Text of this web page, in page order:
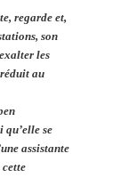
regarde et,
son
les
au
qu’elle se
assistante